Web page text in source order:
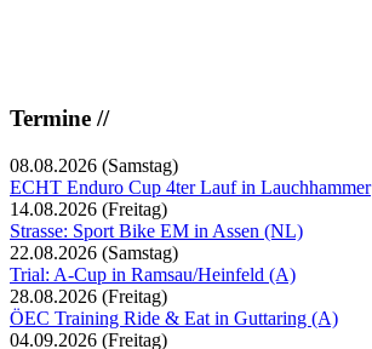
Termine //
08.08.2026 (Samstag)
ECHT Enduro Cup 4ter Lauf in Lauchhammer
14.08.2026 (Freitag)
Strasse: Sport Bike EM in Assen (NL)
22.08.2026 (Samstag)
Trial: A-Cup in Ramsau/Heinfeld (A)
28.08.2026 (Freitag)
ÖEC Training Ride & Eat in Guttaring (A)
04.09.2026 (Freitag)